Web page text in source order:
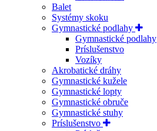
Balet
Systémy skoku
Gymnastické podlahy
Gymnastické podlahy
Príslušenstvo
Vozíky
Akrobatické dráhy
Gymnastické kužele
Gymnastické lopty
Gymnastické obruče
Gymnastické stuhy
Príslušenstvo